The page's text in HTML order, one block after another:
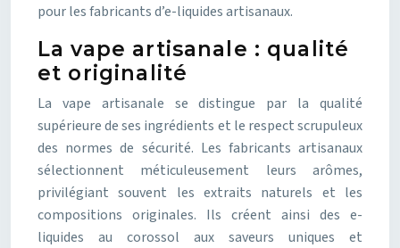
pour les fabricants d’e-liquides artisanaux.
La vape artisanale : qualité
et originalité
La vape artisanale se distingue par la qualité
supérieure de ses ingrédients et le respect scrupuleux
des normes de sécurité. Les fabricants artisanaux
sélectionnent méticuleusement leurs arômes,
privilégiant souvent les extraits naturels et les
compositions originales. Ils créent ainsi des e-
liquides au corossol aux saveurs uniques et